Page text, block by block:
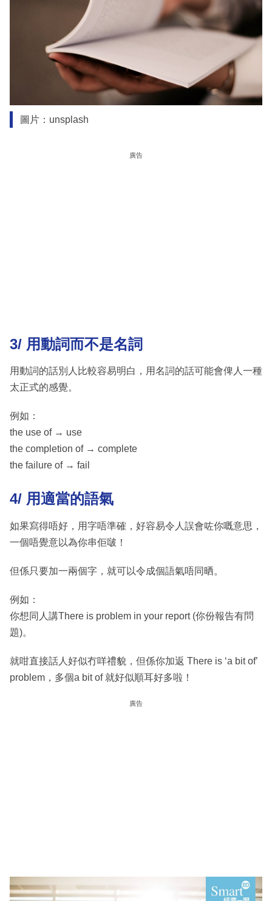
圖片：unsplash
廣告
3/ 用動詞而不是名詞
用動詞的話別人比較容易明白，用名詞的話可能會俾人一種
太正式的感覺。
例如：
the use of → use
the completion of → complete
the failure of → fail
4/ 用適當的語氣
如果寫得唔好，用字唔準確，好容易令人誤會咗你嘅意思，
一個唔覺意以為你串佢啵！
但係只要加一兩個字，就可以令成個語氣唔同晒。
例如：
你想同人講There is problem in your report (你份報告有問
題)。
就咁直接話人好似冇咩禮貌，但係你加返 There is ‘a bit of’
problem，多個a bit of 就好似順耳好多啦！
廣告